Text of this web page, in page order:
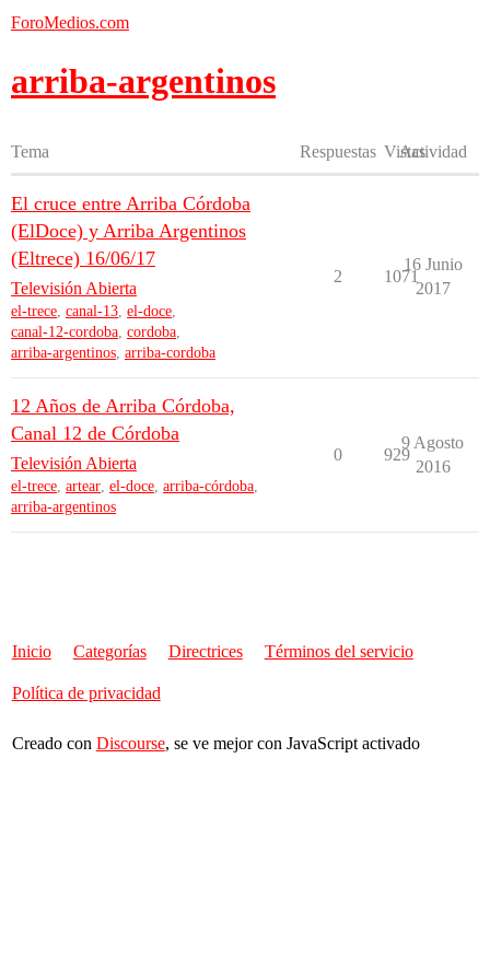
ForoMedios.com
arriba-argentinos
Tema Respuestas Vistas
Actividad
El cruce entre Arriba Córdoba
(ElDoce) y Arriba Argentinos
(Eltrece) 16/06/17
Televisión Abierta
el-trece, canal-13, el-doce,
canal-12-cordoba, cordoba,
arriba-argentinos, arriba-cordoba
2 1071
16 Junio
2017
12 Años de Arriba Córdoba,
Canal 12 de Córdoba
Televisión Abierta
el-trece, artear, el-doce, arriba-córdoba,
arriba-argentinos
0 929
9 Agosto
2016
Inicio Categorías Directrices Términos del servicio
Política de privacidad
Creado con Discourse, se ve mejor con JavaScript activado